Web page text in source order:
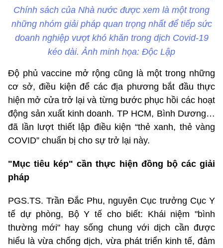
Chính sách của Nhà nước được xem là một trong
những nhóm giải pháp quan trọng nhất để tiếp sức
doanh nghiệp vượt khó khăn trong dịch Covid-19
kéo dài. Ảnh minh họa: Độc Lập
Độ phủ vaccine mở rộng cũng là một trong những
cơ sở, điều kiện để các địa phương bắt đầu thực
hiện mở cửa trở lại và từng bước phục hồi các hoạt
động sản xuất kinh doanh. TP HCM, Bình Dương…
đã lần lượt thiết lập điều kiện “thẻ xanh, thẻ vàng
COVID” chuẩn bị cho sự trở lại này.
"Mục tiêu kép" cần thực hiện đồng bộ các giải
pháp
PGS.TS. Trần Đắc Phu, nguyên Cục trưởng Cục Y
tế dự phòng, Bộ Y tế cho biết: Khái niệm "bình
thường mới" hay sống chung với dịch cần được
hiểu là vừa chống dịch, vừa phát triển kinh tế, đảm